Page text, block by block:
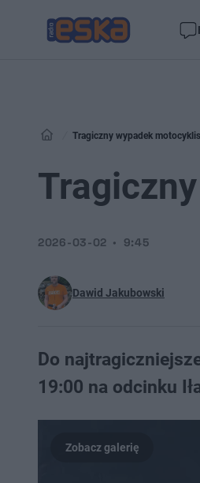
Tragiczny wypadek
Dawid Jakubowski
2026-03-02 9:45
Do
19:00 na odcinku